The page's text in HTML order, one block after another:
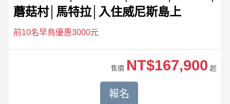
蘑菇村│馬特拉│入住威尼斯島上
前10名早鳥優惠3000元
售價 NT$167,900 起
報名